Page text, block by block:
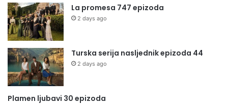
La promesa 747 epizoda
2 days ago
Turska serija nasljednik epizoda 44
2 days ago
Plamen ljubavi 30 epizoda